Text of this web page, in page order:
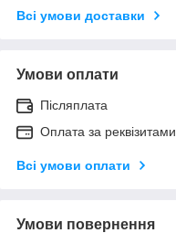
Всі умови доставки
Умови оплати
Післяплата
Оплата за реквізитами
Всі умови оплати
Умови повернення